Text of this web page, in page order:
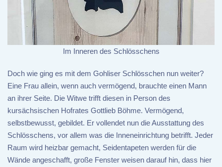
Im Inneren des Schlösschens
Doch wie ging es mit dem Gohliser Schlösschen nun weiter?
Eine Frau allein, wenn auch vermögend, brauchte einen Mann
an ihrer Seite. Die Witwe trifft diesen in Person des
kursächsischen Hofrates Gottlieb Böhme. Vermögend,
selbstbewusst, gebildet. Er vollendet nun die Ausstattung des
Schlösschens, vor allem was die Inneneinrichtung betrifft. Jeder
Raum wird heizbar gemacht, Seidentapeten werden für die
Wände angeschafft, große Fenster weisen darauf hin, dass hier